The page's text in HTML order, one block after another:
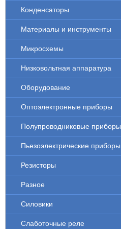
Конденсаторы
Материалы и инструменты
Микросхемы
Низковольтная аппаратура
Оборудование
Оптоэлектронные приборы
Полупроводниковые приборы
Пьезоэлектрические приборы
Резисторы
Разное
Силовики
Слаботочные реле